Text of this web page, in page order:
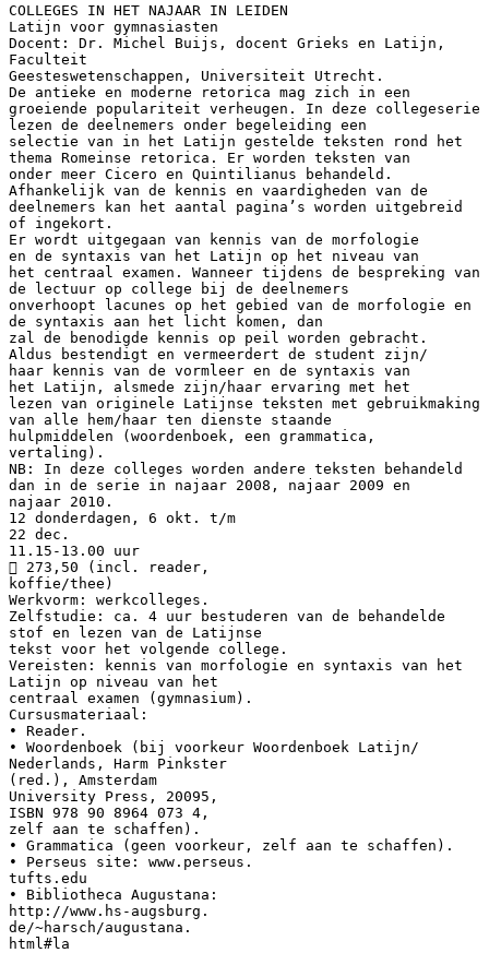
COLLEGES IN HET NAJAAR IN LEIDEN
Latijn voor gymnasiasten
Docent: Dr. Michel Buijs, docent Grieks en Latijn,
Faculteit
Geesteswetenschappen, Universiteit Utrecht.
De antieke en moderne retorica mag zich in een
groeiende populariteit verheugen. In deze collegeserie
lezen de deelnemers onder begeleiding een
selectie van in het Latijn gestelde teksten rond het
thema Romeinse retorica. Er worden teksten van
onder meer Cicero en Quintilianus behandeld.
Afhankelijk van de kennis en vaardigheden van de
deelnemers kan het aantal pagina’s worden uitgebreid
of ingekort.
Er wordt uitgegaan van kennis van de morfologie
en de syntaxis van het Latijn op het niveau van
het centraal examen. Wanneer tijdens de bespreking van
de lectuur op college bij de deelnemers
onverhoopt lacunes op het gebied van de morfologie en
de syntaxis aan het licht komen, dan
zal de benodigde kennis op peil worden gebracht.
Aldus bestendigt en vermeerdert de student zijn/
haar kennis van de vormleer en de syntaxis van
het Latijn, alsmede zijn/haar ervaring met het
lezen van originele Latijnse teksten met gebruikmaking
van alle hem/haar ten dienste staande
hulpmiddelen (woordenboek, een grammatica,
vertaling).
NB: In deze colleges worden andere teksten behandeld
dan in de serie in najaar 2008, najaar 2009 en
najaar 2010.
12 donderdagen, 6 okt. t/m
22 dec.
11.15-13.00 uur
 273,50 (incl. reader,
koffie/thee)
Werkvorm: werkcolleges.
Zelfstudie: ca. 4 uur bestuderen van de behandelde
stof en lezen van de Latijnse
tekst voor het volgende college.
Vereisten: kennis van morfologie en syntaxis van het
Latijn op niveau van het
centraal examen (gymnasium).
Cursusmateriaal:
• Reader.
• Woordenboek (bij voorkeur Woordenboek Latijn/
Nederlands, Harm Pinkster
(red.), Amsterdam
University Press, 20095,
ISBN 978 90 8964 073 4,
zelf aan te schaffen).
• Grammatica (geen voorkeur, zelf aan te schaffen).
• Perseus site: www.perseus.
tufts.edu
• Bibliotheca Augustana:
http://www.hs-augsburg.
de/~harsch/augustana.
html#la